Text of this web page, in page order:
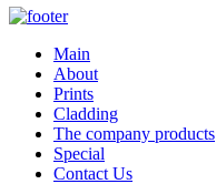
Main
About
Prints
Cladding
The company products
Special
Contact Us